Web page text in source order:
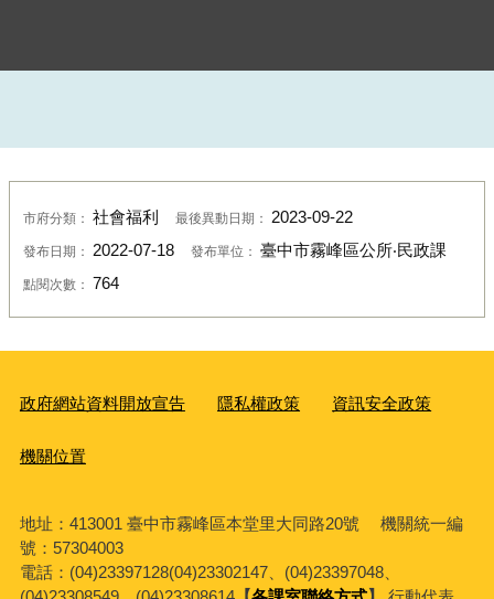
市府分類： 社會福利 最後異動日期： 2023-09-22
發布日期： 2022-07-18 發布單位： 臺中市霧峰區公所‧民政課
點閱次數： 764
政府網站資料開放宣告 隱私權政策 資訊安全政策
機關位置
地址：413001 臺中市霧峰區本堂里大同路20號 機關統一編
號：57304003
電話：(04)23397128(04)23302147、(04)23397048、